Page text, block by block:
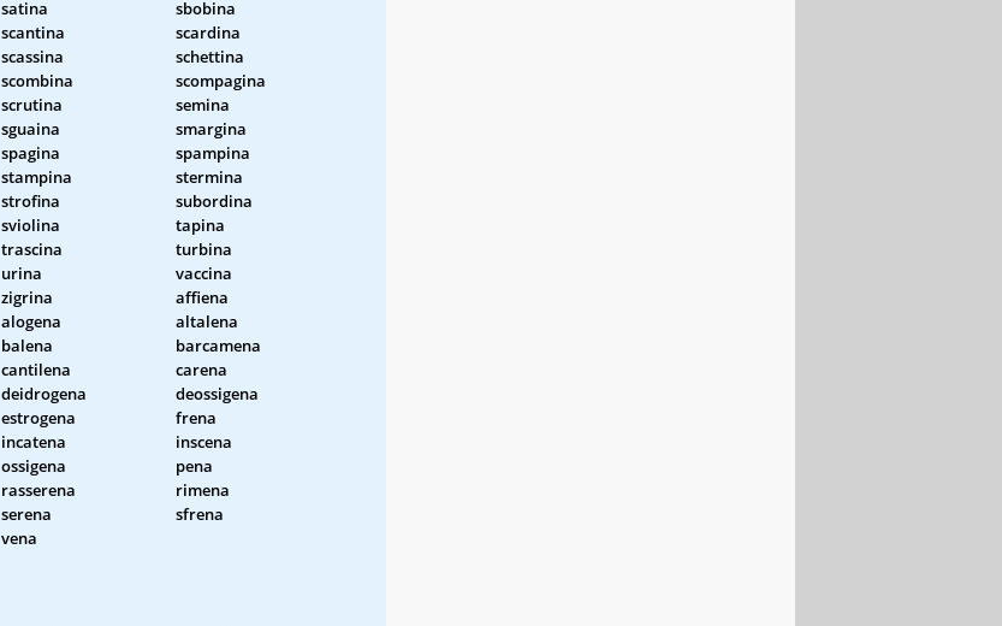
satina
sbobina
scantina
scardina
scassina
schettina
scombina
scompagina
scrutina
semina
sguaina
smargina
spagina
spampina
stampina
stermina
strofina
subordina
sviolina
tapina
trascina
turbina
urina
vaccina
zigrina
affiena
alogena
altalena
balena
barcamena
cantilena
carena
deidrogena
deossigena
estrogena
frena
incatena
inscena
ossigena
pena
rasserena
rimena
serena
sfrena
vena